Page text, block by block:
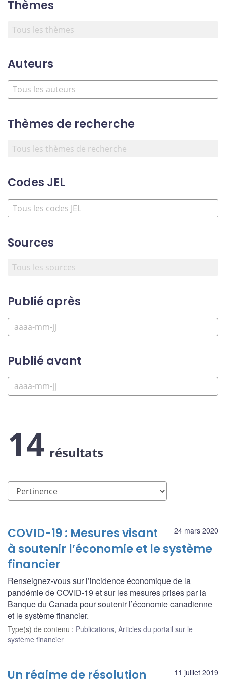
Thèmes
Auteurs
Thèmes de recherche
Codes JEL
Sources
Publié après
Publié avant
14 résultats
24 mars 2020
COVID-19 : Mesures visant
à soutenir l’économie et le système
financier
Renseignez-vous sur l’incidence économique de la
pandémie de COVID­-19 et sur les mesures prises par la
Banque du Canada pour soutenir l’économie canadienne
et le système financier.
Type(s) de contenu : Publications, Articles du portail sur le
système financier
11 juillet 2019
Un régime de résolution